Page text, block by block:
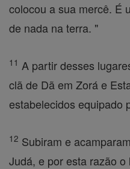
colocou a sua mercê. É
de nada na terra. "
11 A partir desses
clã de Dã em Zorá e
estabelecidos equipado
12 Subiram e
Judá, e por esta razão